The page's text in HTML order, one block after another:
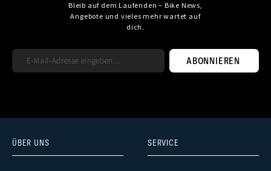
Bleib auf dem Laufenden – Bike News,
Angebote und vieles mehr wartet auf
dich.
ABONNIEREN
ÜBER UNS SERVICE